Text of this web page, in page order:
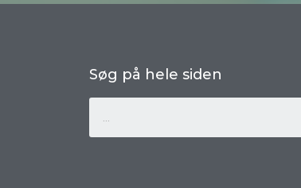
Søg på hele siden